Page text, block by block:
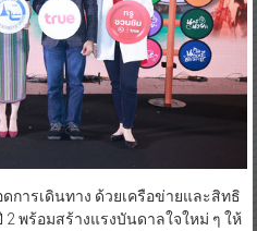
การเดินทาง ด้วยเครือข่ายและสิทธิ
พร้อมสร้างแรงบันดาลใจใหม่ ๆ ให้